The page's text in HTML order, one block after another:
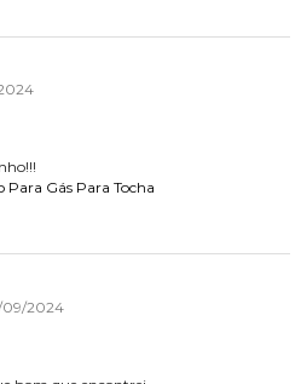
Gás Para Tocha
09/2024